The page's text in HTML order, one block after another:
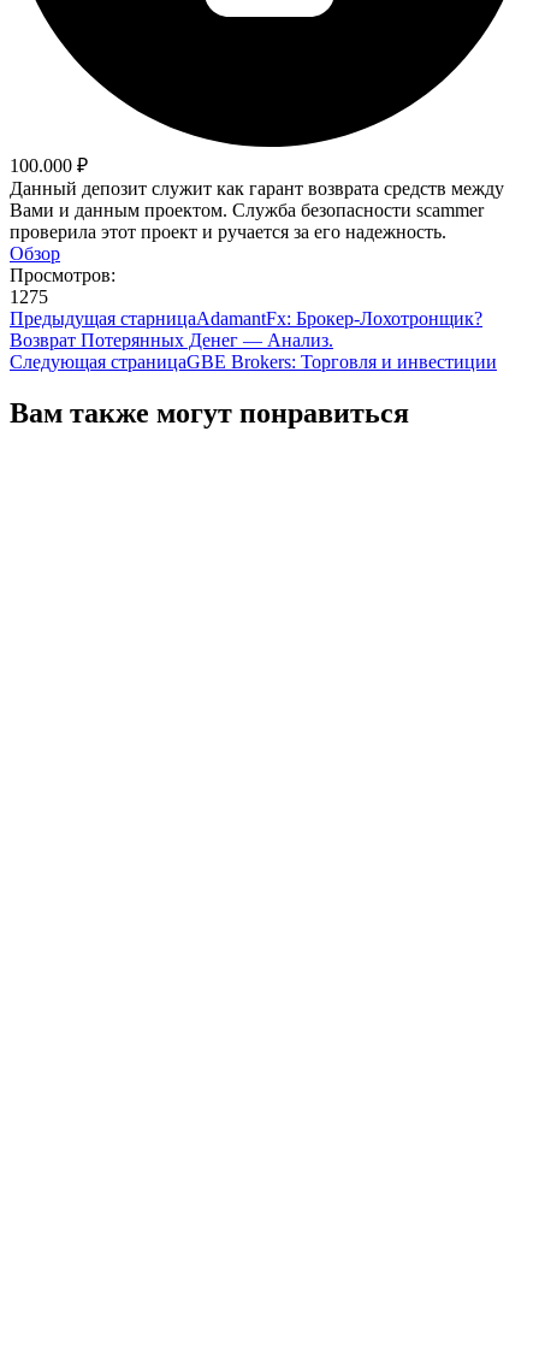
100.000 ₽
Данный депозит служит как гарант возврата средств между
Вами и данным проектом. Служба безопасности scammer
проверила этот проект и ручается за его надежность.
Обзор
Просмотров:
1275
Предыдущая старницаAdamantFx: Брокер-Лохотронщик?
Возврат Потерянных Денег — Анализ.
Следующая страницаGBE Brokers: Торговля и инвестиции
Вам также могут понравиться